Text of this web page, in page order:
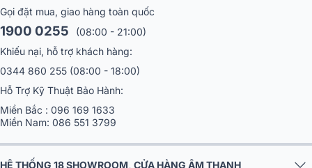
Gọi đặt mua, giao hàng toàn quốc
1900 0255
(08:00 - 21:00)
Khiếu nại, hỗ trợ khách hàng:
0344 860 255 (08:00 - 18:00)
Hỗ Trợ Kỹ Thuật Bảo Hành:
Miền Bắc : 096 169 1633
Miền Nam: 086 551 3799
HỆ THỐNG 18 SHOWROOM, CỬA HÀNG ÂM THANH